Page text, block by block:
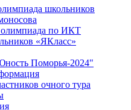
школьников
олимпиада по ИКТ
«ЯКласс»
Поморья-2024"
очного тура